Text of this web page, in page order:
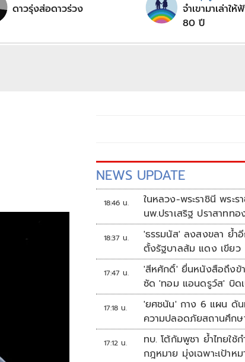
ดาวรุ่งส่อดาวร่วง
จำเขามาเล่าให้
80 ปี
NEWS UPDATE
18:46 น.
ในหลวง-พระราชินี พระ
นพ.ปราเสริฐ ปราสาททอ
18:37 น.
'ธรรมนัส' ลงสงขลา ย้ำ
ตั้งรัฐบาลส้ม แดง เขียว
17:47 น.
'สีหศักดิ์' ยื่นหนังสือถึงข้
ซัด 'ทอม แอนดรูว์ส' บิด
แสวงหาผลประโยชน์ทาง
17:18 น.
'ยศชนัน' กาง 6 แผน ดัน
ความปลอดภัยสถานศึก
ป้องกันก่อเหตุรุนแรง
17:12 น.
ทบ. โต้กัมพูชา ย้ำไทยใช้
กฎหมาย มุ่งเฉพาะเป้าห